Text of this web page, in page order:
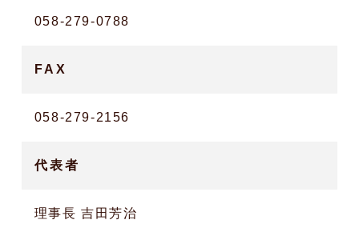
058-279-0788
FAX
058-279-2156
代表者
理事長 吉田芳治